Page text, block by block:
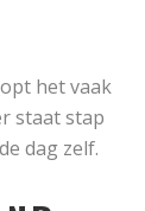
het vaak
staat stap
dag zelf.